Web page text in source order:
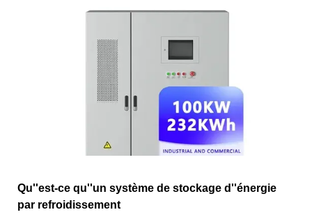
Qu''est-ce qu''un système de stockage d''énergie
par refroidissement